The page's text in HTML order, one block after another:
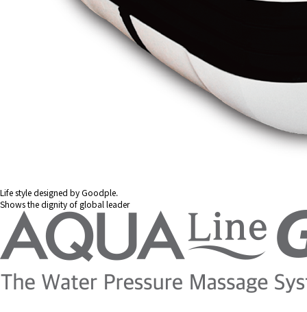
Life style designed by Goodple.
Shows the dignity of global leader